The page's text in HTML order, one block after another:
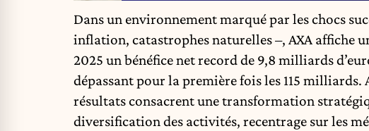
Dans un environnement marqué par les chocs
inflation, catastrophes naturelles –, AXA affiche
2025 un bénéfice net record de 9,8 milliards
dépassant pour la première fois les 115
résultats consacrent une transformation
diversification des activités, recentrage sur les